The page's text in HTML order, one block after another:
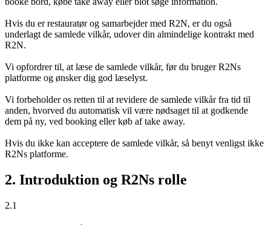
Hvis du er restauratør og samarbejder med R2N, er du også
underlagt de samlede vilkår, udover din almindelige kontrakt med
R2N.
Vi opfordrer til, at læse de samlede vilkår, før du bruger R2Ns
platforme og ønsker dig god læselyst.
Vi forbeholder os retten til at revidere de samlede vilkår fra tid til
anden, hvorved du automatisk vil være nødsaget til at godkende
dem på ny, ved booking eller køb af take away.
Hvis du ikke kan acceptere de samlede vilkår, så benyt venligst ikke
R2Ns platforme.
2. Introduktion og R2Ns rolle
2.1